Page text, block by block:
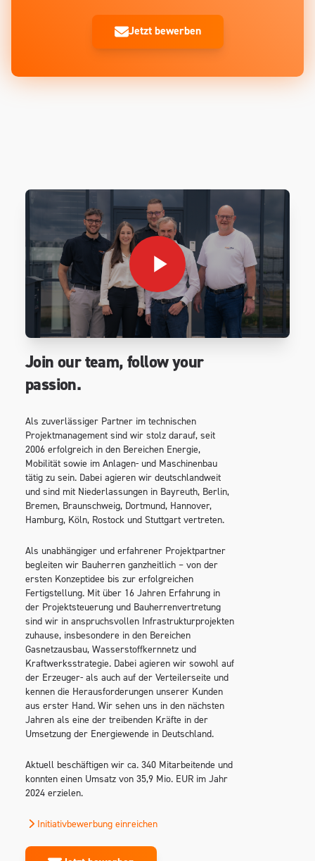
Jetzt bewerben
Join our team, follow your
passion.
Als zuverlässiger Partner im technischen
Projektmanagement sind wir stolz darauf, seit
2006 erfolgreich in den Bereichen Energie,
Mobilität sowie im Anlagen- und Maschinenbau
tätig zu sein. Dabei agieren wir deutschlandweit
und sind mit Niederlassungen in Bayreuth, Berlin,
Bremen, Braunschweig, Dortmund, Hannover,
Hamburg, Köln, Rostock und Stuttgart vertreten.
Als unabhängiger und erfahrener Projektpartner
begleiten wir Bauherren ganzheitlich – von der
ersten Konzeptidee bis zur erfolgreichen
Fertigstellung. Mit über 16 Jahren Erfahrung in
der Projektsteuerung und Bauherrenvertretung
sind wir in anspruchsvollen Infrastrukturprojekten
zuhause, insbesondere in den Bereichen
Gasnetzausbau, Wasserstoffkernnetz und
Kraftwerksstrategie. Dabei agieren wir sowohl auf
der Erzeuger- als auch auf der Verteilerseite und
kennen die Herausforderungen unserer Kunden
aus erster Hand. Wir sehen uns in den nächsten
Jahren als eine der treibenden Kräfte in der
Umsetzung der Energiewende in Deutschland.
Aktuell beschäftigen wir ca. 340 Mitarbeitende und
konnten einen Umsatz von 35,9 Mio. EUR im Jahr
2024 erzielen.
Initiativbewerbung einreichen